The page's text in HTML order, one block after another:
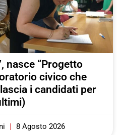
nasce “Progetto
civico che
i candidati per
8 Agosto 2026